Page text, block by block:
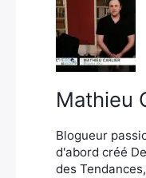
Mathieu
Blogueur
d'abord créé
des
Rechercher
: